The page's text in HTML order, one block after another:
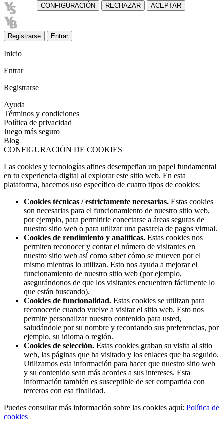
Registrarse Entrar
Inicio
Entrar
Registrarse
Ayuda
Términos y condiciones
Política de privacidad
Juego más seguro
Blog
CONFIGURACIÓN DE COOKIES
Las cookies y tecnologías afines desempeñan un papel fundamental
en tu experiencia digital al explorar este sitio web. En esta
plataforma, hacemos uso específico de cuatro tipos de cookies:
Cookies técnicas / estrictamente necesarias. Estas cookies
son necesarias para el funcionamiento de nuestro sitio web,
por ejemplo, para permitirle conectarse a áreas seguras de
nuestro sitio web o para utilizar una pasarela de pagos virtual.
Cookies de rendimiento y analíticas. Estas cookies nos
permiten reconocer y contar el número de visitantes en
nuestro sitio web así como saber cómo se mueven por el
mismo mientras lo utilizan. Esto nos ayuda a mejorar el
funcionamiento de nuestro sitio web (por ejemplo,
asegurándonos de que los visitantes encuentren fácilmente lo
que están buscando).
Cookies de funcionalidad. Estas cookies se utilizan para
reconocerle cuando vuelve a visitar el sitio web. Esto nos
permite personalizar nuestro contenido para usted,
saludándole por su nombre y recordando sus preferencias, por
ejemplo, su idioma o región.
Cookies de selección. Estas cookies graban su visita al sitio
web, las páginas que ha visitado y los enlaces que ha seguido.
Utilizamos esta información para hacer que nuestro sitio web
y su contenido sean más acordes a sus intereses. Esta
información también es susceptible de ser compartida con
terceros con esa finalidad.
Puedes consultar más información sobre las cookies aquí: Política de
cookies
CONFIGURACIÓN RECHAZAR ACEPTAR